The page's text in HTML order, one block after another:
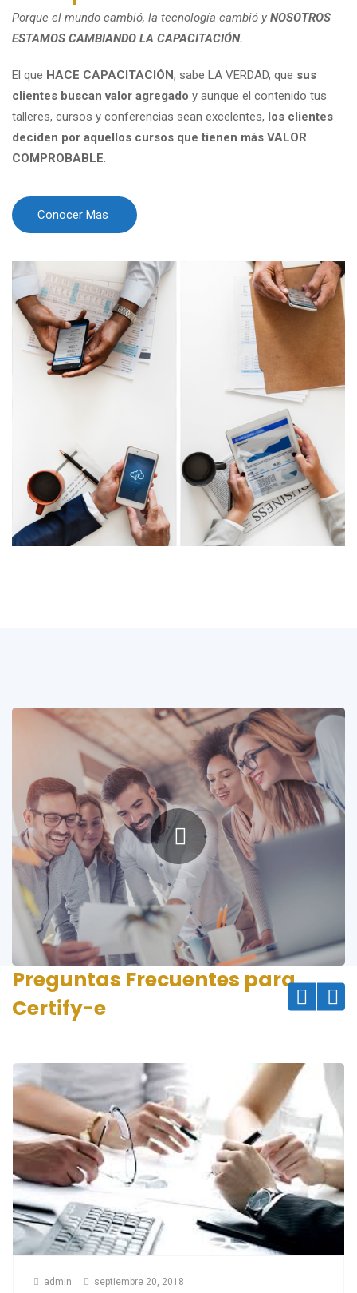
Porque el mundo cambió, la tecnología cambió y NOSOTROS
ESTAMOS CAMBIANDO LA CAPACITACIÓN.
El que HACE CAPACITACIÓN, sabe LA VERDAD, que sus
clientes buscan valor agregado y aunque el contenido tus
talleres, cursos y conferencias sean excelentes, los clientes
deciden por aquellos cursos que tienen más VALOR
COMPROBABLE.
Conocer Mas
Preguntas Frecuentes para
Certify-e
admin septiembre 20, 2018